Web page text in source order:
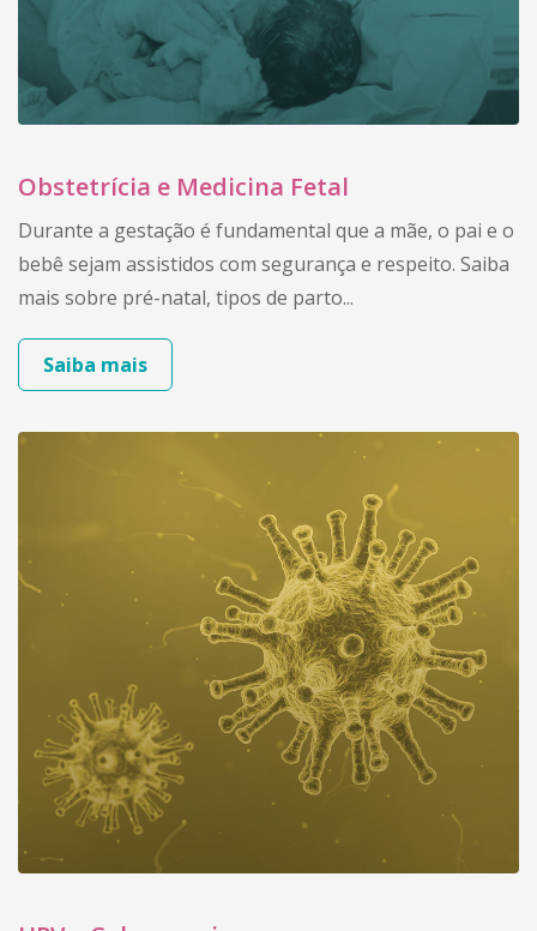
Obstetrícia e Medicina Fetal
Durante a gestação é fundamental que a mãe, o pai e o
bebê sejam assistidos com segurança e respeito. Saiba
mais sobre pré-natal, tipos de parto...
Saiba mais